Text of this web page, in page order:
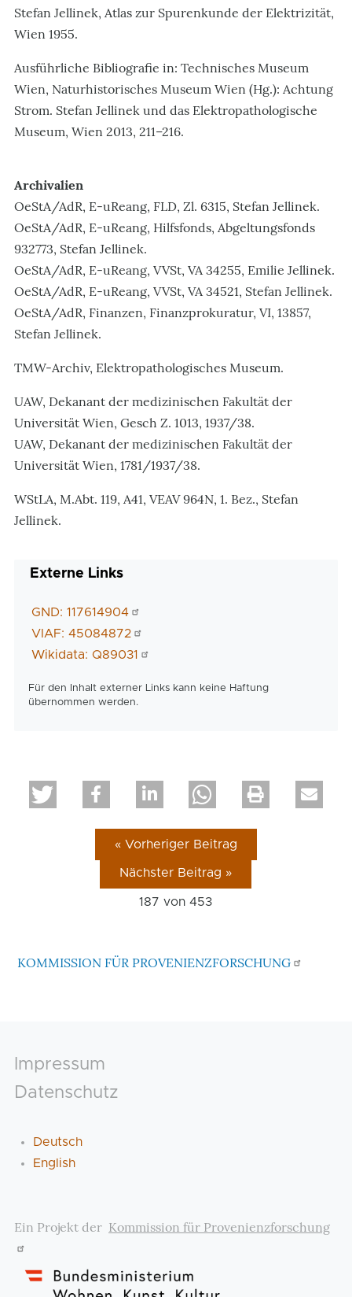
Stefan Jellinek, Atlas zur Spurenkunde der Elektrizität,
Wien 1955.
Ausführliche Bibliografie in: Technisches Museum
Wien, Naturhistorisches Museum Wien (Hg.): Achtung
Strom. Stefan Jellinek und das Elektropathologische
Museum, Wien 2013, 211–216.
Archivalien
OeStA/AdR, E-uReang, FLD, Zl. 6315, Stefan Jellinek.
OeStA/AdR, E-uReang, Hilfsfonds, Abgeltungsfonds
932773, Stefan Jellinek.
OeStA/AdR, E-uReang, VVSt, VA 34255, Emilie Jellinek.
OeStA/AdR, E-uReang, VVSt, VA 34521, Stefan Jellinek.
OeStA/AdR, Finanzen, Finanzprokuratur, VI, 13857,
Stefan Jellinek.
TMW-Archiv, Elektropathologisches Museum.
UAW, Dekanant der medizinischen Fakultät der
Universität Wien, Gesch Z. 1013, 1937/38.
UAW, Dekanant der medizinischen Fakultät der
Universität Wien, 1781/1937/38.
WStLA, M.Abt. 119, A41, VEAV 964N, 1. Bez., Stefan
Jellinek.
Externe Links
GND: 117614904
VIAF: 45084872
Wikidata: Q89031
Für den Inhalt externer Links kann keine Haftung
übernommen werden.
« Vorheriger Beitrag
Nächster Beitrag »
187 von453
KOMMISSION FÜR PROVENIENZFORSCHUNG
Footer
Impressum
Datenschutz
Deutsch
English
Ein Projekt der Kommission für Provenienzforschung